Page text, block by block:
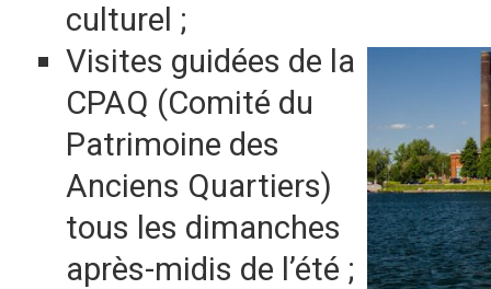
culturel ;
Visites guidées de la
CPAQ (Comité du
Patrimoine des
Anciens Quartiers)
tous les dimanches
après-midis de l’été ;